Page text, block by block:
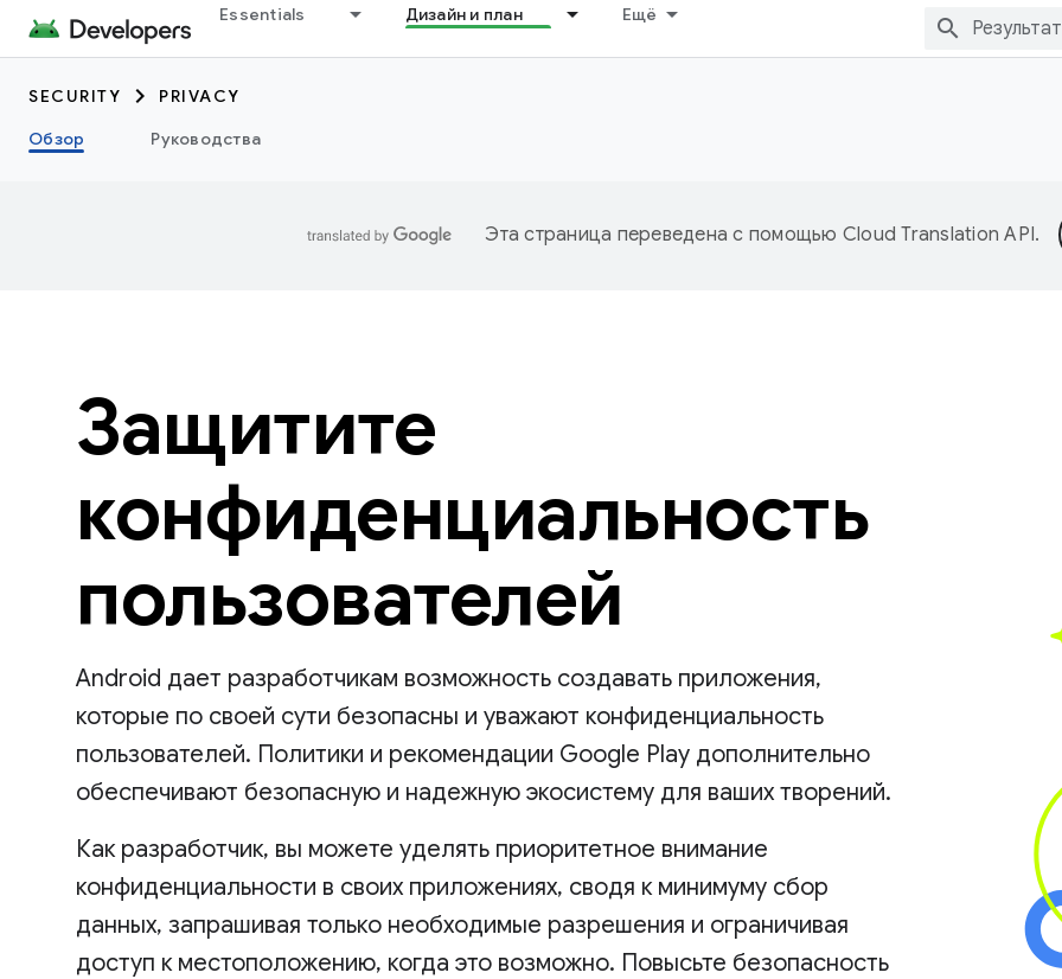
Essentials Дизайн и план Ещё
SECURITY
PRIVACY
Обзор
Руководства
Эта страница переведена с помощью Cloud Translation API.
Защитите
конфиденциальность
пользователей
Android дает разработчикам возможность создавать приложения,
которые по своей сути безопасны и уважают конфиденциальность
пользователей. Политики и рекомендации Google Play дополнительно
обеспечивают безопасную и надежную экосистему для ваших творений.
Как разработчик, вы можете уделять приоритетное внимание
конфиденциальности в своих приложениях, сводя к минимуму сбор
данных, запрашивая только необходимые разрешения и ограничивая
доступ к местоположению, когда это возможно. Повысьте безопасность